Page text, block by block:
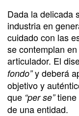
Dada la delicada
industria en
cuidado con las
se contemplan
articulador. El
fondo”y deberá
objetivo y
que “per se”tiene
de una entidad.